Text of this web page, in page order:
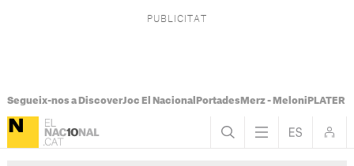
Segueix-nos a DiscoverJoc El Nacional PortadesMerz - Meloni PLATER